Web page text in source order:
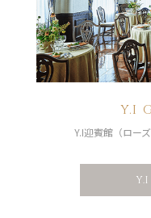
Y.I
Y.I迎賓館（ロー